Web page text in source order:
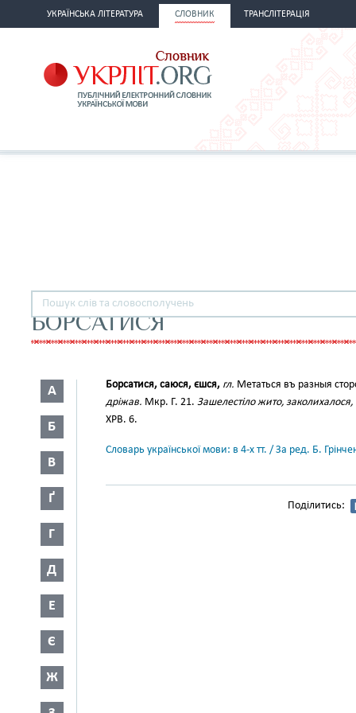
УКРАЇНСЬКА ЛІТЕРАТУРА СЛОВНИК ТРАНСЛІТЕРАЦІЯ
БОРСАТИСЯ
А
Б
В
Ґ
Г
Д
Е
Є
Ж
Борсатися, саюся, єшся, гл. Метаться въ разныя
дріжав. Мкр. Г. 21. Зашелестіло жито,
ХРВ. 6.
Словарь української мови: в 4-х тт. / За ред. Б.
Поділитись: